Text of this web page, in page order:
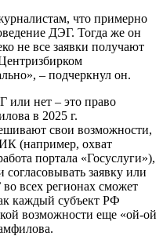
что примерно
ДЭГ. Тогда же он
не все заявки получают
– подчеркнул он.
или нет – это право
в 2025 г.
свои возможности,
(например, охват
портала «Госуслуги»),
заявку или
всех регионах сможет
каждый субъект РФ
возможности еще «ой-ой